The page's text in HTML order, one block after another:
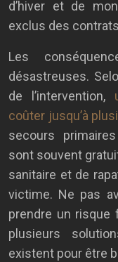
d’hiver et de
exclus des
Les
désastreuses.
de l’intervention,
coûter jusqu’à
secours
sont souvent
sanitaire et de
victime. Ne pas
prendre un risque
plusieurs
existent pour être